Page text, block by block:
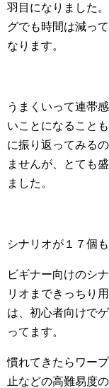
羽目になりました
グでも時間は減っ
なります。
うまくいって連帯
いことになること
に振り返ってみる
ませんが、とても
ました。
シナリオが１７個
ビギナー向けのシ
リオまできっちり
は、初心者向けで
ってます。
慣れてきたらワー
止などの高難易度